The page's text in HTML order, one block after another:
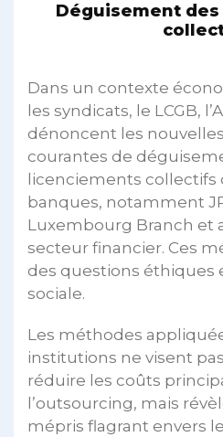
Déguisement
Dans un contexte
les syndicats, le LCGB,
dénoncent les
courantes de
licenciements collectifs
banques, notamment
Luxembourg Branch et
secteur financier. Ces
des questions éthiques
sociale.
Les méthodes
institutions ne visent
réduire les coûts
l’outsourcing, mais
mépris flagrant envers